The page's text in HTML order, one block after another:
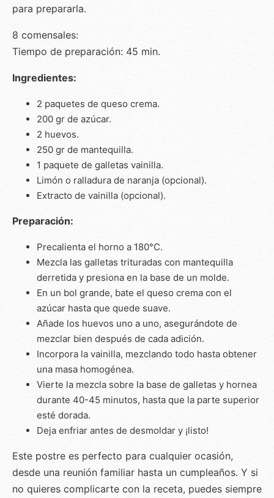
para prepararla.
8 comensales:
Tiempo de preparación: 45 min.
Ingredientes:
2 paquetes de queso crema.
200 gr de azúcar.
2 huevos.
250 gr de mantequilla.
1 paquete de galletas vainilla.
Limón o ralladura de naranja (opcional).
Extracto de vainilla (opcional).
Preparación:
Precalienta el horno a 180°C.
Mezcla las galletas trituradas con mantequilla
derretida y presiona en la base de un molde.
En un bol grande, bate el queso crema con el
azúcar hasta que quede suave.
Añade los huevos uno a uno, asegurándote de
mezclar bien después de cada adición.
Incorpora la vainilla, mezclando todo hasta obtener
una masa homogénea.
Vierte la mezcla sobre la base de galletas y hornea
durante 40-45 minutos, hasta que la parte superior
esté dorada.
Deja enfriar antes de desmoldar y ¡listo!
Este postre es perfecto para cualquier ocasión,
desde una reunión familiar hasta un cumpleaños. Y si
no quieres complicarte con la receta, puedes siempre